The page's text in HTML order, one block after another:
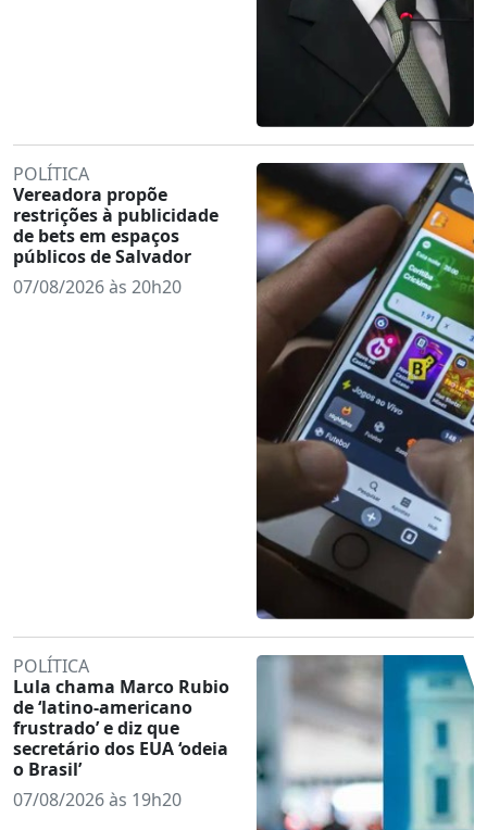
POLÍTICA
Vereadora propõe
restrições à publicidade
de bets em espaços
públicos de Salvador
07/08/2026 às 20h20
POLÍTICA
Lula chama Marco Rubio
de ‘latino-americano
frustrado’ e diz que
secretário dos EUA ‘odeia
o Brasil’
07/08/2026 às 19h20